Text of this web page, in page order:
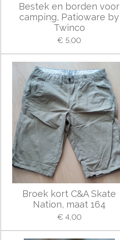
Bestek en borden voor
camping, Patioware by
Twinco
€ 5,00
Broek kort C&A Skate
Nation, maat 164
€ 4,00